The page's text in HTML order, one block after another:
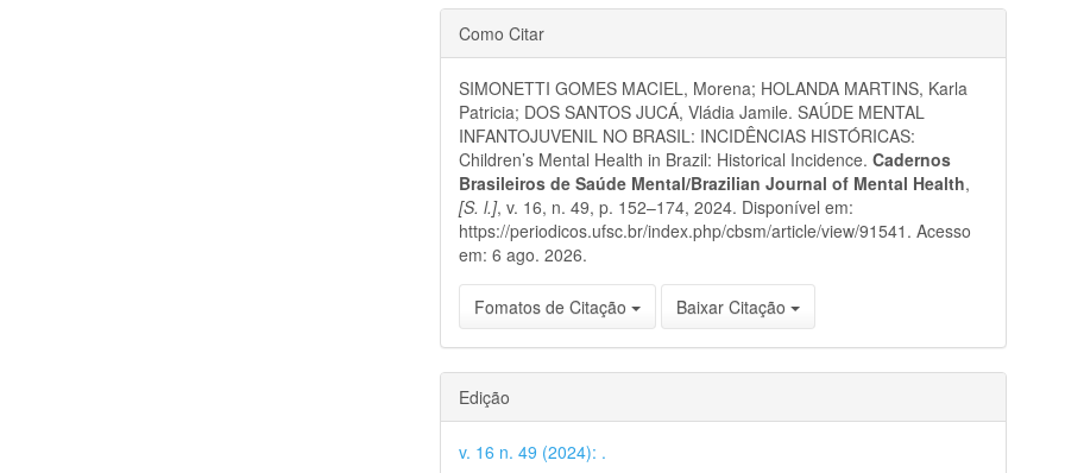
Detalhes
do
artigo
Como Citar
SIMONETTI GOMES MACIEL, Morena; HOLANDA MARTINS, Karla
Patricia; DOS SANTOS JUCÁ, Vládia Jamile. SAÚDE MENTAL
INFANTOJUVENIL NO BRASIL: INCIDÊNCIAS HISTÓRICAS:
Children’s Mental Health in Brazil: Historical Incidence.Cadernos
Brasileiros de Saúde Mental/Brazilian Journal of Mental Health,
[S. l.], v. 16, n. 49, p. 152–174, 2024. Disponível em:
https://periodicos.ufsc.br/index.php/cbsm/article/view/91541. Acesso
em: 6 ago. 2026.
Fomatos de Citação Baixar Citação
Edição
v. 16 n. 49 (2024): .